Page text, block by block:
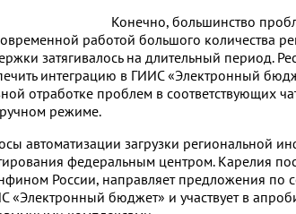
Конечно, большинство
работой большого количества
затягивалось на длительный период.
интеграцию в ГИИС «Электронный
отработке проблем в соответствующих
режиме.
автоматизации загрузки региональной
федеральным центром. Карелия
России, направляет предложения по
«Электронный бюджет» и участвует в